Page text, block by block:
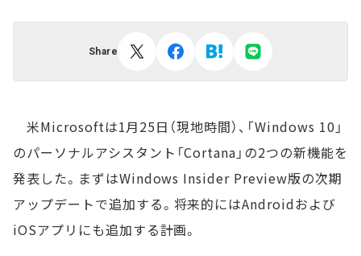
Share
米Microsoftは1月25日（現地時間）、「Windows 10」
のパーソナルアシスタント「Cortana」の2つの新機能を
発表した。まずはWindows Insider Preview版の次期
アップデートで追加する。将来的にはAndroidおよび
iOSアプリにも追加する計画。